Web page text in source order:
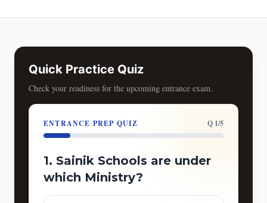
Quick Practice Quiz
Check your readiness for the upcoming entrance exam.
ENTRANCE PREP QUIZ Q 1/5
1. Sainik Schools are under
which Ministry?